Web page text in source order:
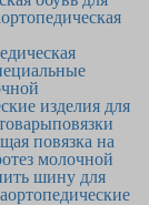
ортопедическая
изделия для
повязки
повязка на
молочной
шину для
ортопедические